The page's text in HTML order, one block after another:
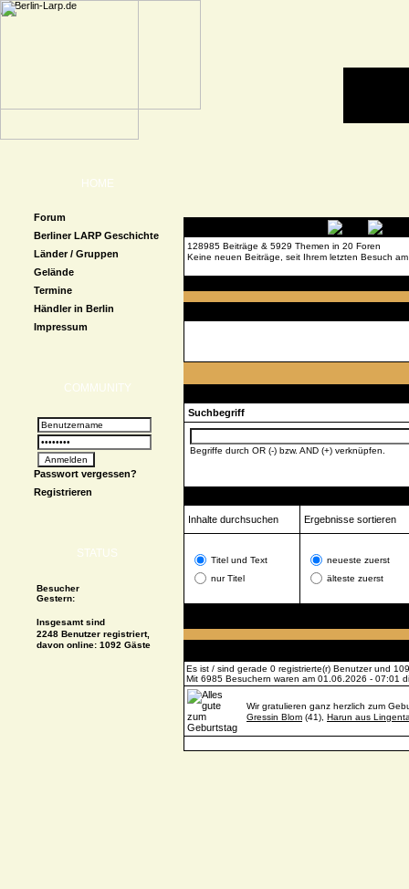
HOME
Forum
Berliner LARP Geschichte
Länder / Gruppen
Gelände
Termine
Händler in Berlin
Impressum
COMMUNITY
Passwort vergessen?
Registrieren
STATUS
Besucher
Gestern:
Insgesamt sind
2248 Benutzer registriert,
davon online: 1092 Gäste
128985 Beiträge & 5929 Themen in 20 Foren
Keine neuen Beiträge, seit Ihrem letzten Besuch
Suchbegriff
Begriffe durch OR (-) bzw. AND (+) verknüpfen.
Inhalte durchsuchen Ergebnisse sortieren
Titel und Text
nur Titel
neueste zuerst
älteste zuerst
Es ist / sind gerade 0 registrierte(r) Benutzer und
Mit 6985 Besuchern waren am 01.06.2026 - 07:01
Wir gratulieren ganz herzlich zum
Gressin Blom (41), Harun aus